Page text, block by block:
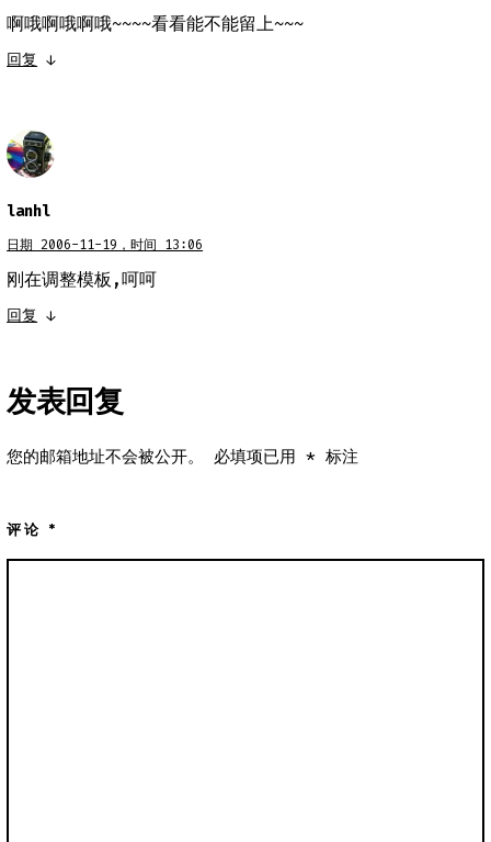
啊哦啊哦啊哦~~~~看看能不能留上~~~
回复 ↓
lanhl
日期 2006-11-19，时间 13:06
刚在调整模板,呵呵
回复 ↓
发表回复
您的邮箱地址不会被公开。 必填项已用* 标注
评论*